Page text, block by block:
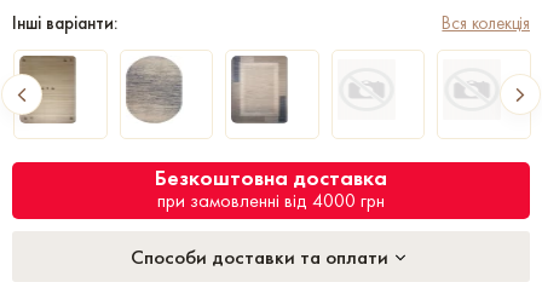
Інші варіанти: Вся колекція
Безкоштовна доставка
при замовленні від 4000 грн
Способи доставки та оплати